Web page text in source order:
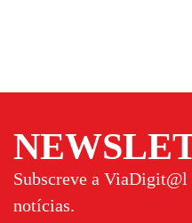
Subscreve a ViaDigit@l
notícias.